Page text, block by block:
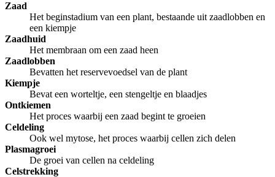
Zaad
Het beginstadium van een plant, bestaande uit zaadlobben en
een kiempje
Zaadhuid
Het membraan om een zaad heen
Zaadlobben
Bevatten het reservevoedsel van de plant
Kiempje
Bevat een worteltje, een stengeltje en blaadjes
Ontkiemen
Het proces waarbij een zaad begint te groeien
Celdeling
Ook wel mytose, het proces waarbij cellen zich delen
Plasmagroei
De groei van cellen na celdeling
Celstrekking